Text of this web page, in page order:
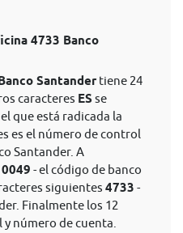
4733 Banco
Santander tiene 24
caracteres ES se
que está radicada la
es el número de control
Santander. A
0049 - el código de banco
siguientes 4733 -
Finalmente los 12
número de cuenta.